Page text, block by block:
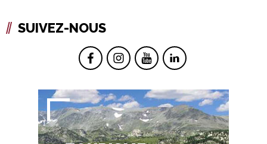
SUIVEZ-NOUS